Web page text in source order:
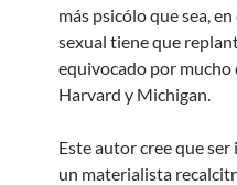
más psicólo que sea,
sexual tiene que
equivocado por mucho
Harvard y Michigan.
Este autor cree que
un materialista